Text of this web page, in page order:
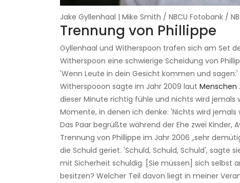
Jake Gyllenhaal | Mike Smith / NBCU Fotobank /
Trennung von Phillippe
Gyllenhaal und Witherspoon trafen sich am Set
Witherspoon eine schwierige Scheidung von
'Wenn Leute in dein Gesicht kommen und
Witherspooon sagte im Jahr 2009 laut Menschen
dieser Minute richtig fühle und nichts wird jemals
Momente, in denen ich denke: 'Nichts wird jemals
Das Paar begrüßte während der Ehe zwei Kinder,
Trennung von Phillippe im Jahr 2006 „sehr
die Schuld geriet. 'Schuld, Schuld, Schuld', sagte
mit Sicherheit schuldig. [Sie müssen] sich selbst
besitzen? Welcher Teil davon liegt in meiner